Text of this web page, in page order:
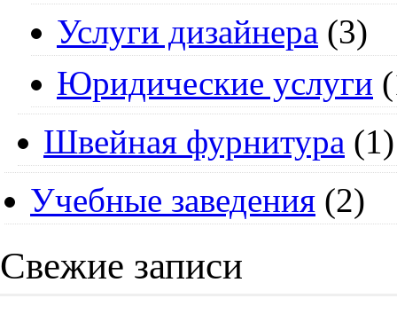
Услуги дизайнера (3)
Юридические услуги
Швейная фурнитура (1)
Учебные заведения (2)
Свежие записи